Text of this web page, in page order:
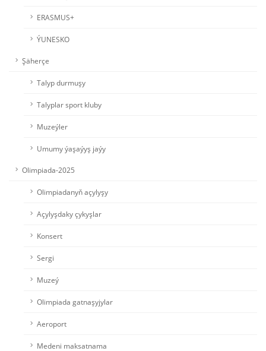
ERASMUS+
ÝUNESKO
Şäherçe
Talyp durmuşy
Talyplar sport kluby
Muzeýler
Umumy ýaşaýyş jaýy
Olimpiada-2025
Olimpiadanyň açylyşy
Açylyşdaky çykyşlar
Konsert
Sergi
Muzeý
Olimpiada gatnaşyjylar
Aeroport
Medeni maksatnama